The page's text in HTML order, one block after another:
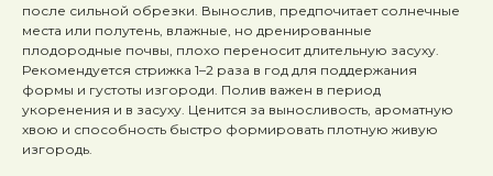
после сильной обрезки. Вынослив, предпочитает солнечные
места или полутень, влажные, но дренированные
плодородные почвы, плохо переносит длительную засуху.
Рекомендуется стрижка 1–2 раза в год для поддержания
формы и густоты изгороди. Полив важен в период
укоренения и в засуху. Ценится за выносливость, ароматную
хвою и способность быстро формировать плотную живую
изгородь.